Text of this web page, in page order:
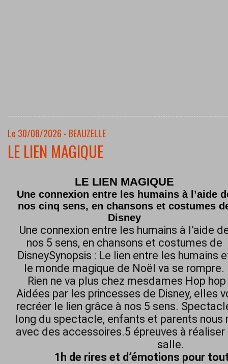
Le 30/08/2026 - BEAUZELLE
LE LIEN MAGIQUE
LE LIEN MAGIQUE
Une connexion entre les humains à l’aide
nos cinq sens, en chansons et costumes
Disney
Une connexion entre les humains à l’aide
nos 5 sens, en chansons et costumes de
DisneySynopsis : Le lien entre les humains
le monde magique de Noël va se rompre.
Rien ne va plus chez mesdames Hop
Aidées par les princesses de Disney, elles
recréer le lien grâce à nos 5 sens.
long du spectacle, enfants et parents nous
avec des accessoires.5 épreuves à
salle.
1h de rires et d’émotions pour